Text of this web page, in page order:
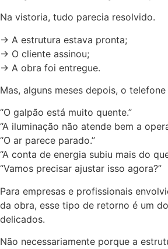
Na vistoria, tudo parecia resolvido.
-> A estrutura estava pronta;
-> O cliente assinou;
-> A obra foi entregue.
Mas, alguns meses depois, o
“O galpão está muito quente.”
“A iluminação não atende bem a
“O ar parece parado.”
“A conta de energia subiu mais do
“Vamos precisar ajustar isso agora?”
Para empresas e profissionais
da obra, esse tipo de retorno é um
delicados.
Não necessariamente porque a